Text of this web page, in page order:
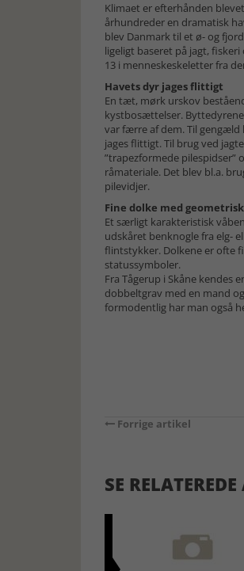
Klimaet er efterhånden
århundreder en dramatisk
blev Danmark til et ø- og
ligeligt baseret på jagt,
13 i menneskeskeletter fra
Havets dyr jages flittigt
En tæt, mørk urskov
kystbosættelser.
var færre af dem. Til gengæld
jages flittigt. Til brug ved
”trapezformede pilespidser”
råmateriale. Det blev bl.a.
pilevidjer.
Fine dolke med
Et særligt karakteristisk
udskåret benknogle fra elg-
flintstykker. Dolkene er ofte
statussymboler.
Fra Tågerup i Skåne kendes
dobbeltgrav med en mand
formodentlig har man også
Forrige artikel
SE RELATEREDE